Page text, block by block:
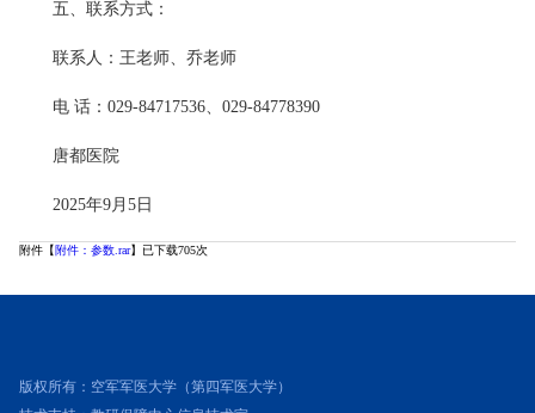
五、联系方式：
联系人：王老师、乔老师
电 话：029-84717536、029-84778390
唐都医院
2025年9月5日
附件【附件：参数.rar】已下载705次
版权所有：空军军医大学（第四军医大学）